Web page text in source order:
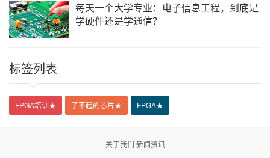
在此次发布会上，合见工软宣布已经成功点亮HBM3/E测试芯片，基
于标准电压实现高达9600MT/s的数据传输。合见工软提供高性能自
研 HBM3/E IP控制器和PHY整体解决方案，控制器支持超低的读写
多种Training算法，完整的2.5D interposer和SIPI分析服务可以帮助
器和PHY，广泛支持业界的各种颗粒，帮助客户在实际的系统中真
正实现高性能。
软的高速接口IP解决方案已实现了国产化技术突破，支持国内外先
每天一个大学专业：电子信息工程，到底是
学硬件还是学通信？
标签列表
FPGA培训★ 了不起的芯片★ FPGA★
关于我们 新闻资讯